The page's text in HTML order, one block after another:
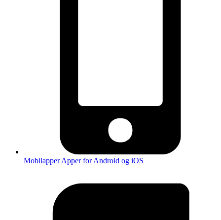
MobilapperApper for Android og iOS